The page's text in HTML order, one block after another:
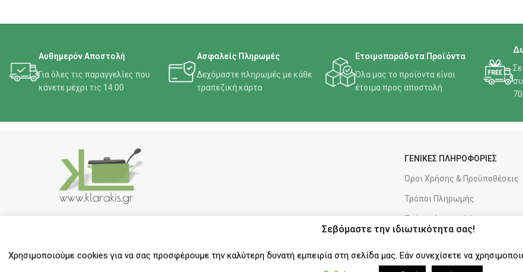
Αυθημερόν Αποστολή
Για όλες τις παραγγελίες που
κάνετε μέχρι τις 14:00
Ασφαλείς Πληρωμές
Δεχόμαστε πληρωμές με κάθε
τραπεζική κάρτα
Ετοιμοπαράδοτα Προϊόντα
Όλα μας το προϊόντα είναι
έτοιμα προς αποστολή
ΓΕΝΙΚΕΣ ΠΛΗΡΟΦΟΡΙΕΣ
Όροι Χρήσης & Προϋποθέσεις
Τρόποι Πληρωμής
Τρόποι Αποστολής
Πολιτική Απορρήτου & Cookies
Σεβόμαστε την ιδιωτικότητα σας!
Χρησιμοποιούμε cookies για να σας προσφέρουμε την καλύτερη δυνατή εμπειρία στη σελίδα μας. Εάν συνεχίσετε να